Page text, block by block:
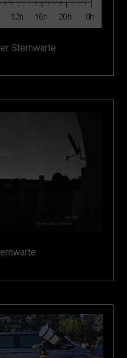
Sternwarte